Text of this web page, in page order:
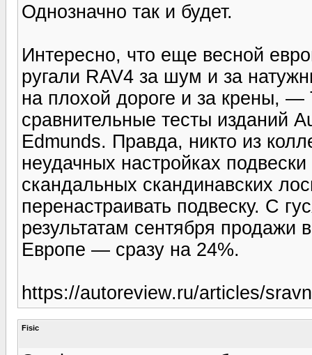
Однозначно так и будет.
Интересно, что еще весной
ругали RAV4 за шум и за
на плохой дороге и за крены, —
сравнительные тесты изданий
Edmunds. Правда, никто из
неудачных настройках
скандальных скандинавских
перенастраивать подвеску. С
результатам сентября
Европе — сразу на 24%.
https://autoreview.ru/articles/
Fisic